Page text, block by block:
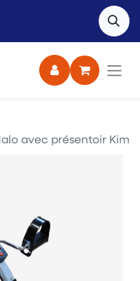
avec présentoir Kim